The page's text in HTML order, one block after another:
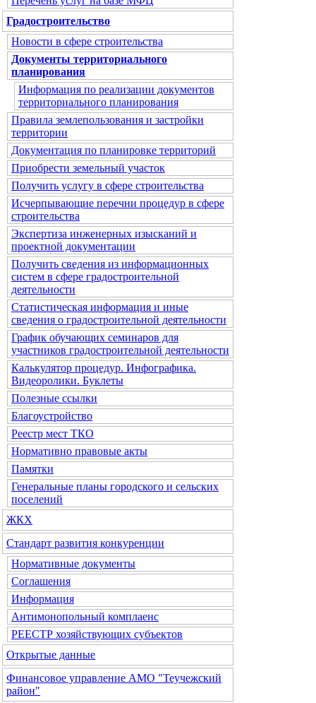
Градостроительство
Новости в сфере строительства
Документы территориального
планирования
Информация по реализации документов
территориального планирования
Правила землепользования и застройки
территории
Документация по планировке территорий
Приобрести земельный участок
Получить услугу в сфере строительства
Исчерпывающие перечни процедур в сфере
строительства
Экспертиза инженерных изысканий и
проектной документации
Получить сведения из информационных
систем в сфере градостроительной
деятельности
Статистическая информация и иные
сведения о градостроительной деятельности
График обучающих семинаров для
участников градостроительной деятельности
Калькулятор процедур. Инфографика.
Видеоролики. Буклеты
Полезные ссылки
Благоустройство
Реестр мест ТКО
Нормативно правовые акты
Памятки
Генеральные планы городского и сельских
поселений
ЖКХ
Стандарт развития конкуренции
Нормативные документы
Соглашения
Информация
Антимонопольный комплаенс
РЕЕСТР хозяйствующих субъектов
Открытые данные
Финансовое управление АМО "Теучежский
район"